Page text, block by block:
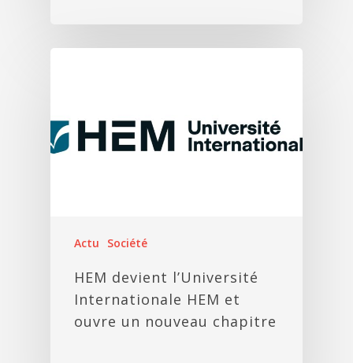
Actu Société
HEM devient l’Université
Internationale HEM et
ouvre un nouveau chapitre